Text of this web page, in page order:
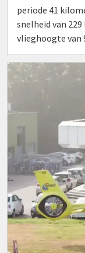
periode 41
snelheid van
vlieghoogte van